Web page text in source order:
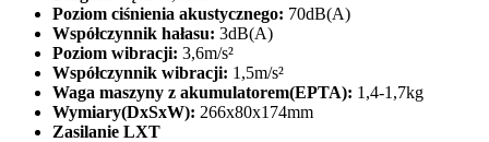
Poziom ciśnienia akustycznego: 70dB(A)
Współczynnik hałasu: 3dB(A)
Poziom wibracji: 3,6m/s²
Współczynnik wibracji: 1,5m/s²
Waga maszyny z akumulatorem(EPTA): 1,4-1,7kg
Wymiary(DxSxW): 266x80x174mm
Zasilanie LXT